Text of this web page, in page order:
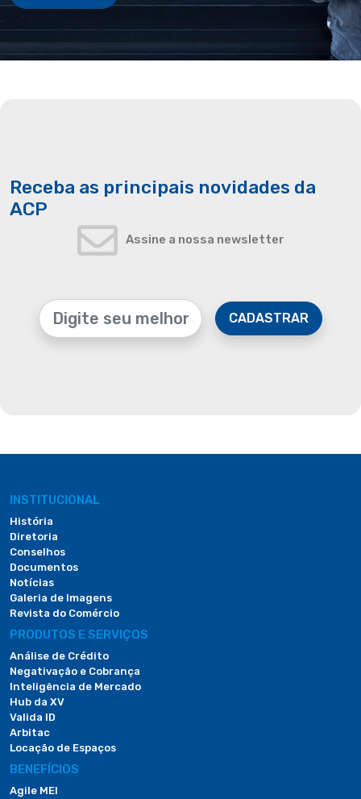
Receba as principais novidades da
ACP
Assine a nossa newsletter
CADASTRAR
INSTITUCIONAL
História
Diretoria
Conselhos
Documentos
Notícias
Galeria de Imagens
Revista do Comércio
PRODUTOS E SERVIÇOS
Análise de Crédito
Negativação e Cobrança
Inteligência de Mercado
Hub da XV
Valida ID
Arbitac
Locação de Espaços
BENEFÍCIOS
Agile MEI